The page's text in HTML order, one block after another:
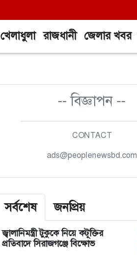
খেলাধুলা রাজধানী জেলার খবর
-- বিজ্ঞাপন --
CONTACT
ads@peoplenewsbd.com
সর্বশেষ জনপ্রিয়
জ্বালানিমন্ত্রী টুকুকে নিয়ে কটূক্তির
প্রতিবাদে সিরাজগঞ্জে বিক্ষোভ